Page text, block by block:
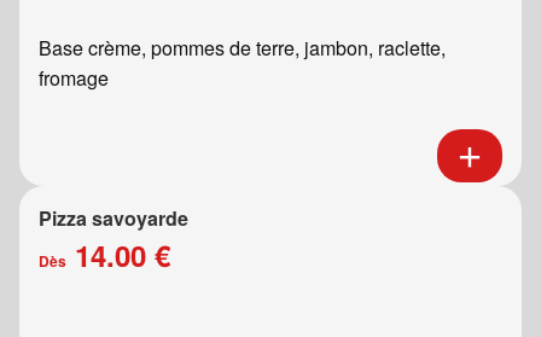
Base crème, pommes de terre, jambon, raclette,
fromage
Pizza savoyarde
Dès 14.00 €